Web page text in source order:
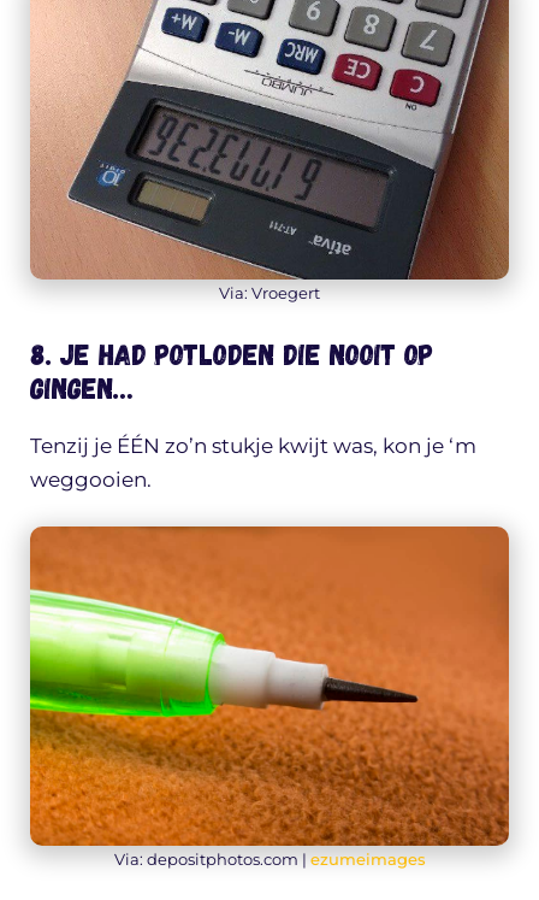
Via: Vroegert
8. Je had potloden die nooit op
gingen…
Tenzij je ÉÉN zo’n stukje kwijt was, kon je ‘m
weggooien.
Via: depositphotos.com | ezumeimages